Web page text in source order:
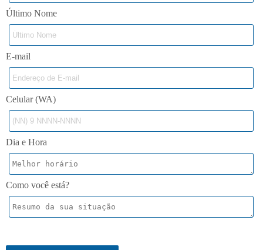
Último Nome
E-mail
Celular (WA)
Dia e Hora
Como você está?